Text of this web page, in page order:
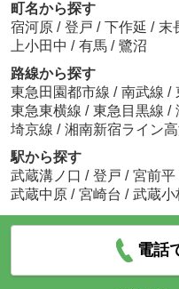
町名から探す
宿河原 / 登戸 / 下作延 / 末
上小田中 / 有馬 / 鷺沼
路線から探す
東急田園都市線 / 南武線 /
東急東横線 / 東急目黒線 /
埼京線 / 湘南新宿ライン
駅から探す
武蔵溝ノ口 / 登戸 / 宮前平
武蔵中原 / 宮崎台 / 武蔵小
電話